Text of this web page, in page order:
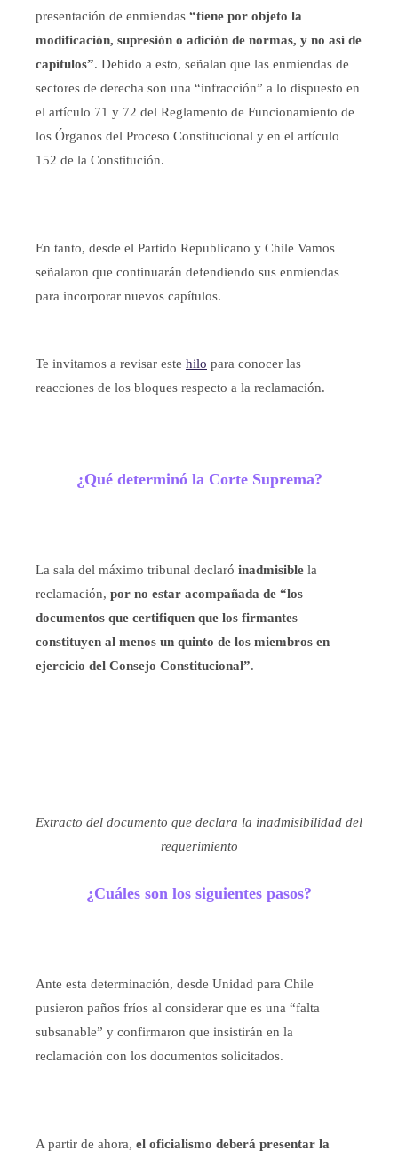
presentación de enmiendas “tiene por objeto la
modificación, supresión o adición de normas, y no así de
capítulos”. Debido a esto, señalan que las enmiendas de
sectores de derecha son una “infracción” a lo dispuesto en
el artículo 71 y 72 del Reglamento de Funcionamiento de
los Órganos del Proceso Constitucional y en el artículo
152 de la Constitución.
En tanto, desde el Partido Republicano y Chile Vamos
señalaron que continuarán defendiendo sus enmiendas
para incorporar nuevos capítulos.
Te invitamos a revisar este hilo para conocer las
reacciones de los bloques respecto a la reclamación.
¿Qué determinó la Corte Suprema?
La sala del máximo tribunal declaró inadmisible la
reclamación, por no estar acompañada de “los
documentos que certifiquen que los firmantes
constituyen al menos un quinto de los miembros en
ejercicio del Consejo Constitucional”.
Extracto del documento que declara la inadmisibilidad del
requerimiento
¿Cuáles son los siguientes pasos?
Ante esta determinación, desde Unidad para Chile
pusieron paños fríos al considerar que es una “falta
subsanable” y confirmaron que insistirán en la
reclamación con los documentos solicitados.
A partir de ahora, el oficialismo deberá presentar la